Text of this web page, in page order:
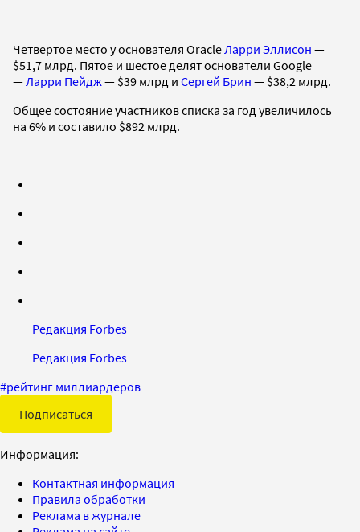
Четвертое место у основателя Oracle Ларри Эллисон —
$51,7 млрд. Пятое и шестое делят основатели Google
— Ларри Пейдж— $39 млрд и Сергей Брин — $38,2 млрд.
Общее состояние участников списка за год увеличилось
на 6% и составило $892 млрд.
Редакция Forbes
Редакция Forbes
#рейтинг миллиардеров
Подписаться
Информация:
Контактная информация
Правила обработки
Реклама в журнале